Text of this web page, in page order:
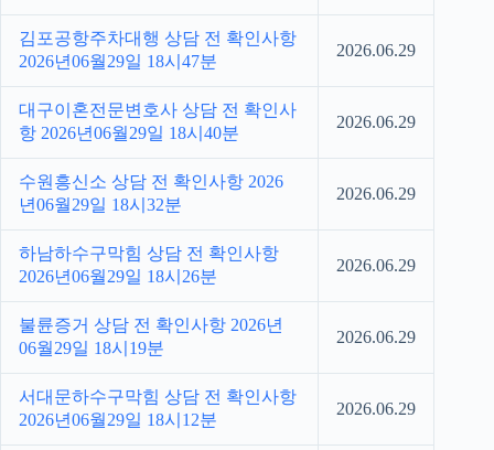
김포공항주차대행 상담 전 확인사항
2026년06월29일 18시47분
2026.06.29
대구이혼전문변호사 상담 전 확인사
항 2026년06월29일 18시40분
2026.06.29
수원흥신소 상담 전 확인사항 2026
년06월29일 18시32분
2026.06.29
하남하수구막힘 상담 전 확인사항
2026년06월29일 18시26분
2026.06.29
불륜증거 상담 전 확인사항 2026년
06월29일 18시19분
2026.06.29
서대문하수구막힘 상담 전 확인사항
2026년06월29일 18시12분
2026.06.29